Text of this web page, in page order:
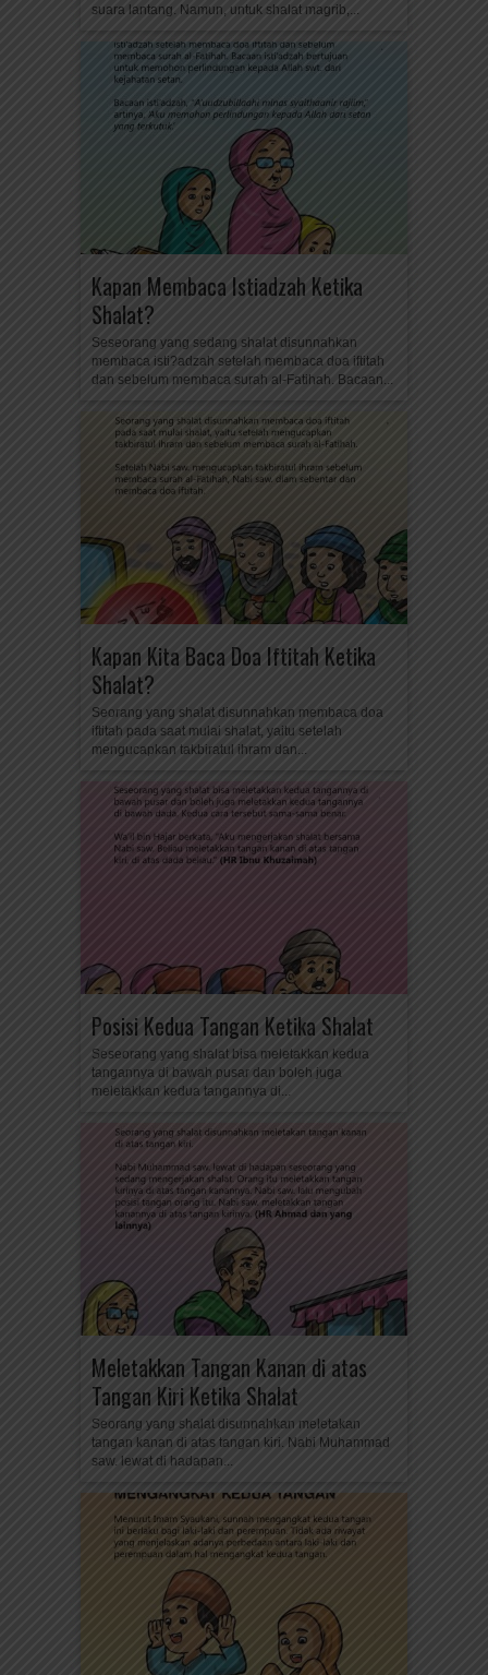
suara lantang. Namun, untuk shalat magrib,...
Kapan Membaca Istiadzah Ketika
Shalat?
Seseorang yang sedang shalat disunnahkan
membaca isti?adzah setelah membaca doa iftitah
dan sebelum membaca surah al-Fatihah. Bacaan...
Kapan Kita Baca Doa Iftitah Ketika
Shalat?
Seorang yang shalat disunnahkan membaca doa
iftitah pada saat mulai shalat, yaitu setelah
mengucapkan takbiratul ihram dan...
Posisi Kedua Tangan Ketika Shalat
Seseorang yang shalat bisa meletakkan kedua
tangannya di bawah pusar dan boleh juga
meletakkan kedua tangannya di...
Meletakkan Tangan Kanan di atas
Tangan Kiri Ketika Shalat
Seorang yang shalat disunnahkan meletakan
tangan kanan di atas tangan kiri. Nabi Muhammad
saw. lewat di hadapan...